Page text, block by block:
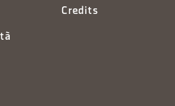
Credits